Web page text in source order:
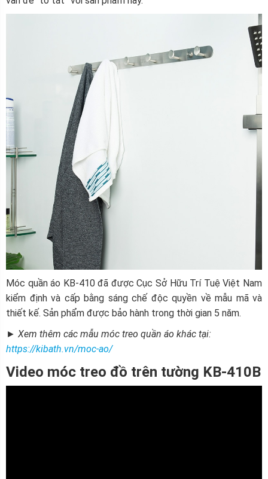
Móc quần áo KB-410 đã được Cục Sở Hữu Trí Tuệ Việt Nam
kiểm định và cấp bằng sáng chế độc quyền về mẫu mã và
thiết kế. Sản phẩm được bảo hành trong thời gian 5 năm.
► Xem thêm các mẫu móc treo quần áo khác tại:
https://kibath.vn/moc-ao/
Video móc treo đồ trên tường KB-410B